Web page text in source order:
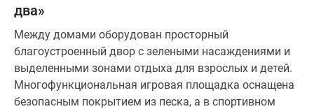
два»
Между домами оборудован просторный
благоустроенный двор с зелеными насаждениями и
выделенными зонами отдыха для взрослых и детей.
Многофункциональная игровая площадка оснащена
безопасным покрытием из песка, а в спортивном